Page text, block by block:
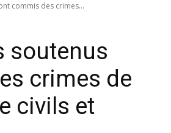
commis des crimes...
soutenus
crimes de
civils et